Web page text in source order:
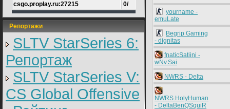
csgo.proplay.ru:27215 0/
Репортажи
SLTV StarSeries 6:
Репортаж
SLTV StarSeries V:
CS Global Offensive
yourname -
emuLate
Begrip Gaming
- dignitas
fnaticSatiini -
wNv.Sai
NWRS - Delta
NWRS.HolyHuman
- DeltaBenQSquiR